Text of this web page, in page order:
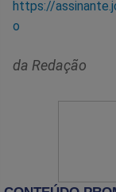
https://
o
da Redação